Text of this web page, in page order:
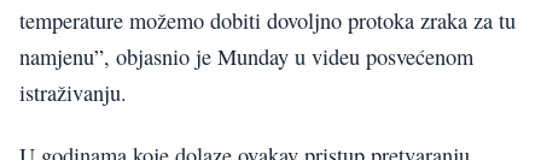
temperature možemo dobiti dovoljno protoka zraka za tu
namjenu”, objasnio je Munday u videu posvećenom
istraživanju.